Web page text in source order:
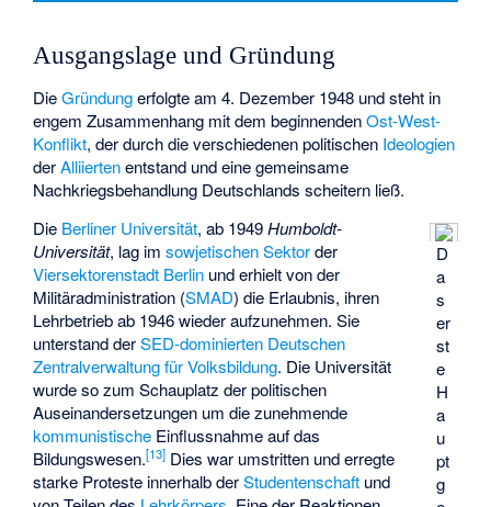
Ausgangslage und Gründung
DieGründungerfolgte am 4. Dezember 1948 und steht in
engem Zusammenhang mit dem beginnendenOst-West-
Konflikt, der durch die verschiedenen politischen Ideologien
derAlliiertenentstand und eine gemeinsame
Nachkriegsbehandlung Deutschlands scheitern ließ.
D
a
s
er
st
e
H
a
u
pt
g
Die Berliner Universität, ab 1949Humboldt-
Universität, lag imsowjetischen Sektorder
Viersektorenstadt Berlin und erhielt von der
Militäradministration (SMAD) die Erlaubnis, ihren
Lehrbetrieb ab 1946 wieder aufzunehmen. Sie
unterstand derSED-dominierten Deutschen
Zentralverwaltung für Volksbildung. Die Universität
wurde so zum Schauplatz der politischen
Auseinandersetzungen um die zunehmende
kommunistische Einflussnahme auf das
Bildungswesen.[13] Dies war umstritten und erregte
starke Proteste innerhalb derStudentenschaft und